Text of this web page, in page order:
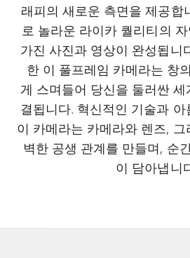
래피의 새로운 측면을 제공합
로 놀라운 라이카 퀄리티의
가진 사진과 영상이 완성됩니
한 이 풀프레임 카메라는 창
게 스며들어 당신을 둘러싼
결됩니다. 혁신적인 기술과
이 카메라는 카메라와 렌즈,
벽한 공생 관계를 만들며, 순
이 담아냅니